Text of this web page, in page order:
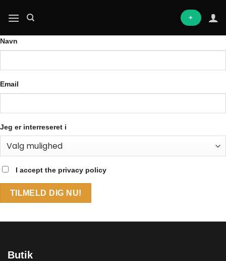
+
Navn
Email
Jeg er interreseret i
I accept the privacy policy
Butik